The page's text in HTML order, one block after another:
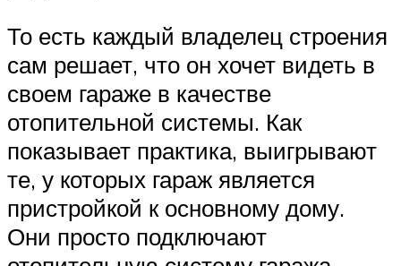
То есть каждый владелец строения
сам решает, что он хочет видеть в
своем гараже в качестве
отопительной системы. Как
показывает практика, выигрывают
те, у которых гараж является
пристройкой к основному дому.
Они просто подключают